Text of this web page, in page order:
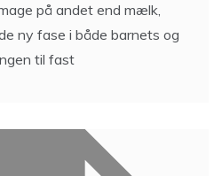
på andet end mælk,
ny fase i både barnets og
til fast